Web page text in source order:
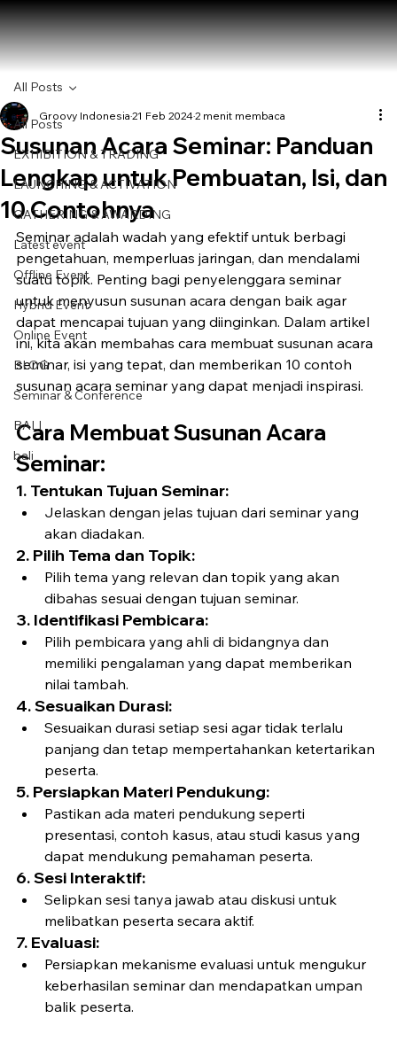
All Posts
EXHIBITION & TRADING
LAUNCHING & ACTIVATION
GATHERING & AWARDING
Latest event
Offline Event
Hybrid Event
Online Event
BLOG
Seminar & Conference
BALI
bali
All Posts
Susunan Acara Seminar: Panduan
Lengkap untuk Pembuatan, Isi, dan
10 Contohnya
Groovy Indonesia 21 Feb 20242 menit membaca
Seminar adalah wadah yang efektif untuk berbagi
pengetahuan, memperluas jaringan, dan mendalami
suatu topik. Penting bagi penyelenggara seminar
untuk menyusun susunan acara dengan baik agar
dapat mencapai tujuan yang diinginkan. Dalam artikel
ini, kita akan membahas cara membuat susunan acara
seminar, isi yang tepat, dan memberikan 10 contoh
susunan acara seminar yang dapat menjadi inspirasi.
Cara Membuat Susunan Acara
Seminar:
1. Tentukan Tujuan Seminar:
Jelaskan dengan jelas tujuan dari seminar yang
akan diadakan.
2. Pilih Tema dan Topik:
Pilih tema yang relevan dan topik yang akan
dibahas sesuai dengan tujuan seminar.
3. Identifikasi Pembicara:
Pilih pembicara yang ahli di bidangnya dan
memiliki pengalaman yang dapat memberikan
nilai tambah.
4. Sesuaikan Durasi:
Sesuaikan durasi setiap sesi agar tidak terlalu
panjang dan tetap mempertahankan ketertarikan
peserta.
5. Persiapkan Materi Pendukung:
Pastikan ada materi pendukung seperti
presentasi, contoh kasus, atau studi kasus yang
dapat mendukung pemahaman peserta.
6. Sesi Interaktif:
Selipkan sesi tanya jawab atau diskusi untuk
melibatkan peserta secara aktif.
7. Evaluasi:
Persiapkan mekanisme evaluasi untuk mengukur
keberhasilan seminar dan mendapatkan umpan
balik peserta.